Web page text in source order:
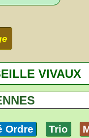
VIVAUX
Ordre Trio